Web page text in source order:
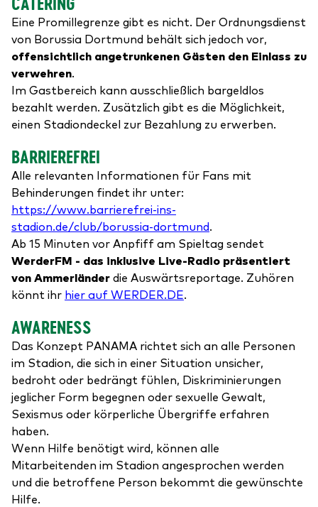
Eine Promillegrenze gibt es nicht. Der Ordnungsdienst
von Borussia Dortmund behält sich jedoch vor,
offensichtlich angetrunkenen Gästen den Einlass zu
verwehren.
Im Gastbereich kann ausschließlich bargeldlos
bezahlt werden. Zusätzlich gibt es die Möglichkeit,
einen Stadiondeckel zur Bezahlung zu erwerben.
BARRIEREFREI
Alle relevanten Informationen für Fans mit
Behinderungen findet ihr unter:
https://www.barrierefrei-ins-
stadion.de/club/borussia-dortmund.
Ab 15 Minuten vor Anpfiff am Spieltag sendet
WerderFM - das inklusive Live-Radio präsentiert
von Ammerländerdie Auswärtsreportage. Zuhören
könnt ihr hier auf WERDER.DE.
AWARENESS
Das Konzept PANAMA richtet sich an alle Personen
im Stadion, die sich in einer Situation unsicher,
bedroht oder bedrängt fühlen, Diskriminierungen
jeglicher Form begegnen oder sexuelle Gewalt,
Sexismus oder körperliche Übergriffe erfahren
haben.
Wenn Hilfe benötigt wird, können alle
Mitarbeitenden im Stadion angesprochen werden
und die betroffene Person bekommt die gewünschte
Hilfe.